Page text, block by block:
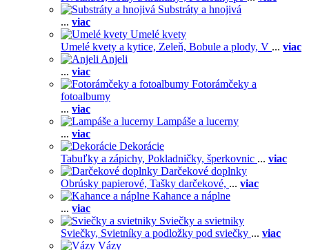
Substráty a hnojivá
... viac
Umelé kvety
Umelé kvety a kytice, Zeleň, Bobule a plody, V ... viac
Anjeli
... viac
Fotorámčeky a
fotoalbumy
... viac
Lampáše a lucerny
... viac
Dekorácie
Tabuľky a zápichy, Pokladničky, šperkovnic ... viac
Darčekové doplnky
Obrúsky papierové, Tašky darčekové, ... viac
Kahance a náplne
... viac
Sviečky a svietniky
Sviečky, Svietníky a podložky pod sviečky ... viac
Vázy